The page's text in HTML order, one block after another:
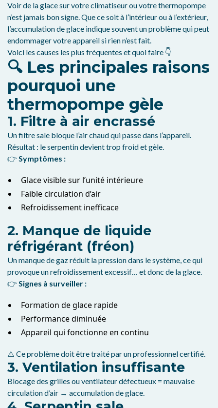
Voir de la glace sur votre climatiseur ou votre thermopompe
n’est jamais bon signe. Que ce soit à l’intérieur ou à l’extérieur,
l’accumulation de glace indique souvent un problème qui peut
endommager votre appareil si rien n’est fait.
Voici les causes les plus fréquentes et quoi faire 👇
🔍 Les principales raisons
pourquoi une
thermopompe gèle
1. Filtre à air encrassé
Un filtre sale bloque l’air chaud qui passe dans l’appareil.
Résultat : le serpentin devient trop froid et gèle.
👉 Symptômes :
Glace visible sur l’unité intérieure
Faible circulation d’air
Refroidissement inefficace
2. Manque de liquide
réfrigérant (fréon)
Un manque de gaz réduit la pression dans le système, ce qui
provoque un refroidissement excessif… et donc de la glace.
👉 Signes à surveiller :
Formation de glace rapide
Performance diminuée
Appareil qui fonctionne en continu
⚠️ Ce problème doit être traité par un professionnel certifié.
3. Ventilation insuffisante
Blocage des grilles ou ventilateur défectueux = mauvaise
circulation d’air → accumulation de glace.